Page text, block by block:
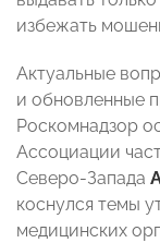
избежать
Актуальные
и обновленные
Роскомнадзор
Ассоциации
Северо-Запада
коснулся темы
медицинских